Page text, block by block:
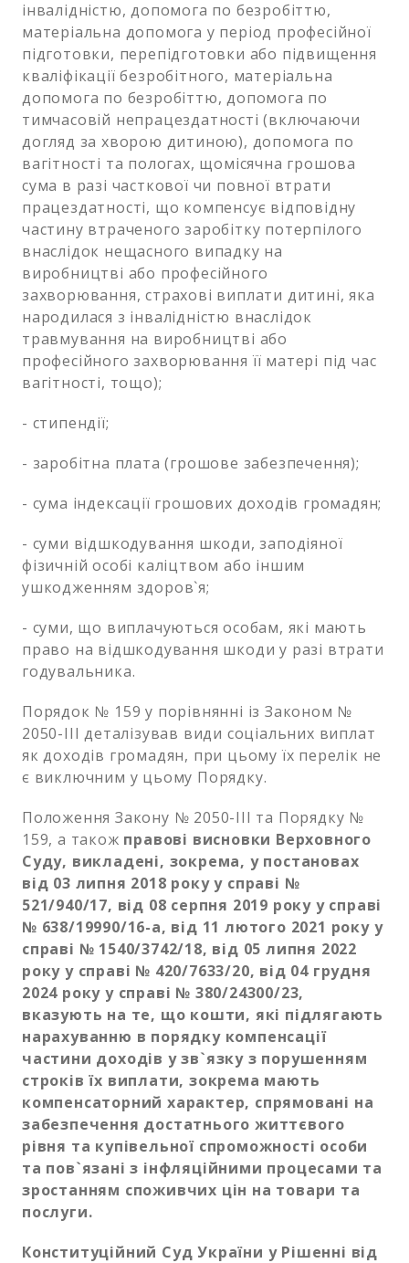
інвалідністю, допомога по безробіттю,
матеріальна допомога у період професійної
підготовки, перепідготовки або підвищення
кваліфікації безробітного, матеріальна
допомога по безробіттю, допомога по
тимчасовій непрацездатності (включаючи
догляд за хворою дитиною), допомога по
вагітності та пологах, щомісячна грошова
сума в разі часткової чи повної втрати
працездатності, що компенсує відповідну
частину втраченого заробітку потерпілого
внаслідок нещасного випадку на
виробництві або професійного
захворювання, страхові виплати дитині, яка
народилася з інвалідністю внаслідок
травмування на виробництві або
професійного захворювання її матері під час
вагітності, тощо);
- стипендії;
- заробітна плата (грошове забезпечення);
- сума індексації грошових доходів громадян;
- суми відшкодування шкоди, заподіяної
фізичній особі каліцтвом або іншим
ушкодженням здоров`я;
- суми, що виплачуються особам, які мають
право на відшкодування шкоди у разі втрати
годувальника.
Порядок № 159 у порівнянні із Законом №
2050-III деталізував види соціальних виплат
як доходів громадян, при цьому їх перелік не
є виключним у цьому Порядку.
Положення Закону № 2050-III та Порядку №
159, а також правові висновки Верховного
Суду, викладені, зокрема, у постановах
від 03 липня 2018 року у справі №
521/940/17, від 08 серпня 2019 року у справі
№ 638/19990/16-а, від 11 лютого 2021 року у
справі № 1540/3742/18, від 05 липня 2022
року у справі № 420/7633/20, від 04 грудня
2024 року у справі № 380/24300/23,
вказують на те, що кошти, які підлягають
нарахуванню в порядку компенсації
частини доходів у зв`язку з порушенням
строків їх виплати, зокрема мають
компенсаторний характер, спрямовані на
забезпечення достатнього життєвого
рівня та купівельної спроможності особи
та пов`язані з інфляційними процесами та
зростанням споживчих цін на товари та
послуги.
Конституційний Суд України у Рішенні від